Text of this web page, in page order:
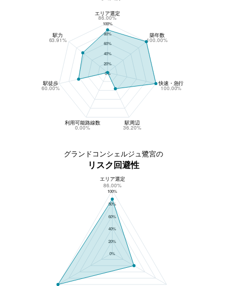
100%
80%
60%
40%
20%
0%
エリア選定
86.00%
駅力
63.91%
駅徒歩
60.00%
利用可能路線数
0.00%
駅周辺
36.20%
快速・急行
100.00%
築年数
100.00%
グランドコンシェルジュ鷺宮の
リスク回避性
グランドコンシェルジュ鷺宮のリスク回避性
100%
80%
60%
40%
20%
0%
エリア選定
86.00%